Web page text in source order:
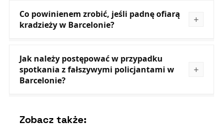
Co powinienem zrobić, jeśli padnę ofiarą
kradzieży w Barcelonie?
Jak należy postępować w przypadku
spotkania z fałszywymi policjantami w
Barcelonie?
Zobacz także: